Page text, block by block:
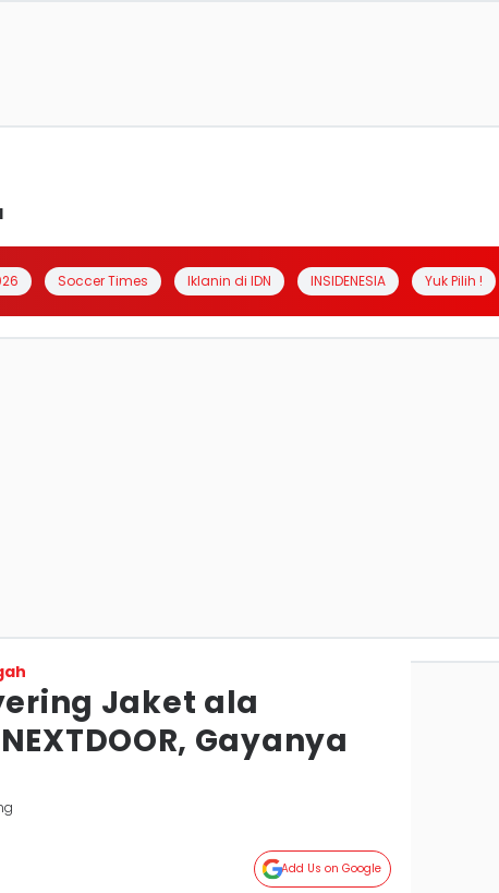
Soccer Times Iklanin di IDN INSIDENESIA Yuk Pilih !
Jaket ala
Gayanya
Add Us on Google